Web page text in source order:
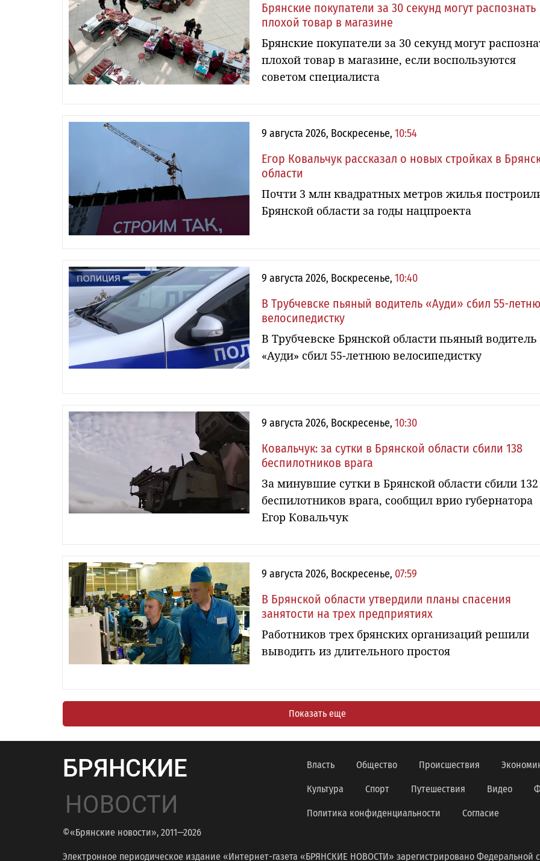
Брянские покупатели за 30 секунд могут распознать
плохой товар в магазине
Брянские покупатели за 30 секунд могут
плохой товар в магазине, если воспользуются
советом специалиста
9 августа 2026, Воскресенье, 10:54
Егор Ковальчук рассказал о новых стройках в
области
Почти 3 млн квадратных метров жилья
Брянской области за годы нацпроекта
9 августа 2026, Воскресенье, 10:40
В Трубчевске пьяный водитель «Ауди» сбил 55-
велосипедистку
В Трубчевске Брянской области пьяный водитель
«Ауди» сбил 55-летнюю велосипедистку
9 августа 2026, Воскресенье, 10:30
Ковальчук: за сутки в Брянской области сбили 138
беспилотников врага
За минувшие сутки в Брянской области сбили 132
беспилотников врага, сообщил врио губернатора
Егор Ковальчук
9 августа 2026, Воскресенье, 07:59
В Брянской области утвердили планы спасения
занятости на трех предприятиях
Работников трех брянских организаций решили
выводить из длительного простоя
Показать еще
БРЯНСКИЕ
НОВОСТИ
©«Брянские новости», 2011—2026
Власть Общество Происшествия
Культура Спорт Путешествия Видео
Политика конфиденциальности Согласие
Электронное периодическое издание «Интернет-газета «БРЯНСКИЕ НОВОСТИ» зарегистрировано Федеральной